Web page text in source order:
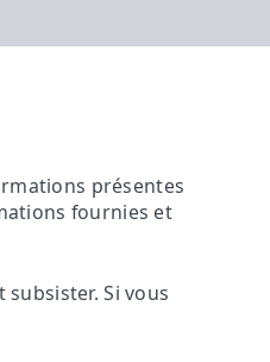
présentes
fournies et
Si vous